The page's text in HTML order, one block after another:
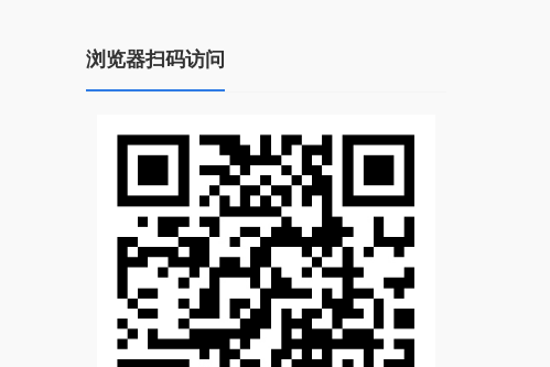
浏览器扫码访问